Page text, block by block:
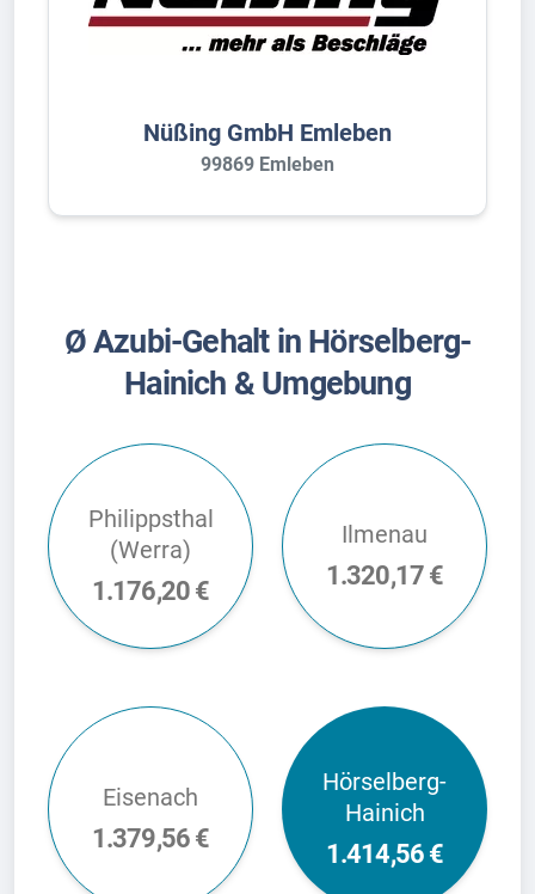
Nüßing GmbH Emleben
99869 Emleben
Ø Azubi-Gehalt in Hörselberg-
Hainich & Umgebung
Philippsthal
(Werra)
1.176,20 €
Ilmenau
1.320,17 €
Eisenach
1.379,56 €
Hörselberg-
Hainich
1.414,56 €